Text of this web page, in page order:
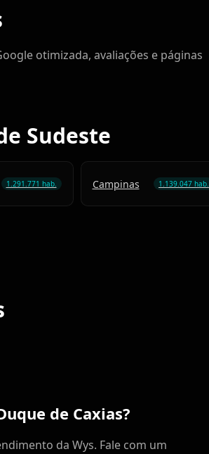
otimizada, avaliações e páginas
Sudeste
1.291.771 hab. Campinas 1.139.047 hab.
de Caxias?
da Wys. Fale com um